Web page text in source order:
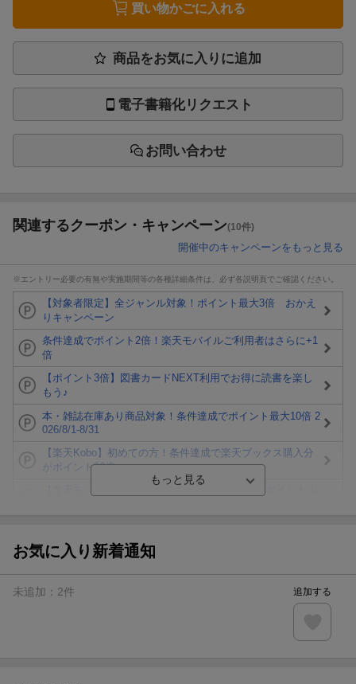
買い物かごに入れる
商品をお気に入りに追加
電子書籍化リクエスト
お問い合わせ
関連するクーポン・キャンペーン(10件)
開催中のキャンペーンをもっと見る
※エントリー必要の有無や実施期間等の各種詳細条件は、必ず各説明頁でご確認ください。
【対象者限定】全ジャンル対象！ポイント最大3倍 おかえ
りキャンペーン
条件達成でポイント2倍！楽天モバイルご利用者はさらに+1
倍
【ポイント3倍】図書カードNEXT利用でお得に読書を楽し
もう♪
本・雑誌在庫あり商品対象！条件達成でポイント最大10倍 2
026/8/1-8/31
【楽天Kobo】初めての方！条件達成で楽天ブックス購入分
がポイント20倍
ト山分け
エントリー＆3,000円以上購入で無料データSIM（3GB/月プ
楽天モバイル紹介キャンペーンの拡散で300円OFFクーポン
お気に入り新着通知
未追加： 2件 追加する